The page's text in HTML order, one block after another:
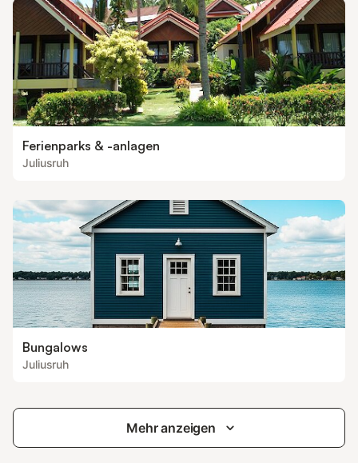
Ferienparks & -anlagen
Juliusruh
Bungalows
Juliusruh
Mehr anzeigen